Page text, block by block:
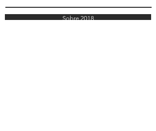
Sobre 2018